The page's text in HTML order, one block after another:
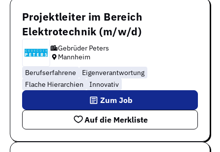
Projektleiter im Bereich
Elektrotechnik (m/w/d)
Gebrüder Peters
Mannheim
Berufserfahrene
Eigenverantwortung
Flache Hierarchien
Innovativ
Auf die Merkliste
Zum Job